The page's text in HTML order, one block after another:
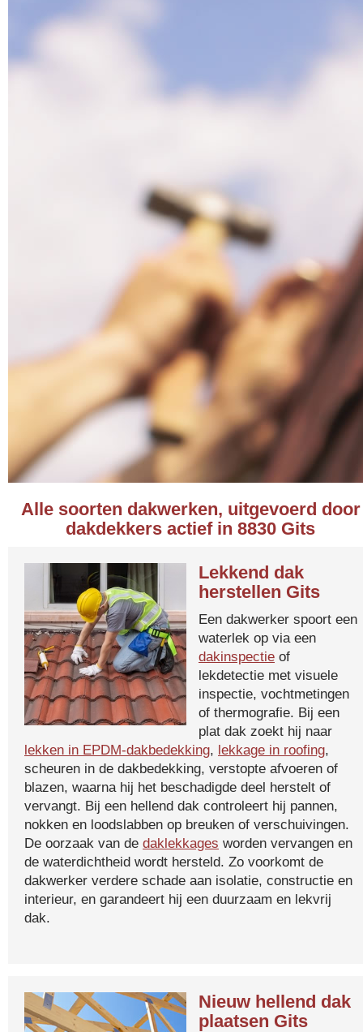
Alle soorten dakwerken, uitgevoerd door
dakdekkers actief in 8830 Gits
Lekkend dak
herstellen Gits
Een dakwerker spoort een
waterlek op via een
dakinspectie of
lekdetectie met visuele
inspectie, vochtmetingen
of thermografie. Bij een
plat dak zoekt hij naar
lekken in EPDM-dakbedekking, lekkage in roofing,
scheuren in de dakbedekking, verstopte afvoeren of
blazen, waarna hij het beschadigde deel herstelt of
vervangt. Bij een hellend dak controleert hij pannen,
nokken en loodslabben op breuken of verschuivingen.
De oorzaak van de daklekkages worden vervangen en
de waterdichtheid wordt hersteld. Zo voorkomt de
dakwerker verdere schade aan isolatie, constructie en
interieur, en garandeert hij een duurzaam en lekvrij
dak.
Nieuw hellend dak
plaatsen Gits